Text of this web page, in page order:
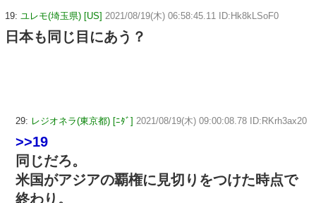
19: ユレモ(埼玉県) [US] 2021/08/19(木) 06:58:45.11 ID:Hk8kLSoF0
日本も同じ目にあう？
29: レジオネラ(東京都) [ﾆﾀﾞ] 2021/08/19(木) 09:00:08.78 ID:RKrh3ax20
>>19
同じだろ。
米国がアジアの覇権に見切りをつけた時点で
終わり。